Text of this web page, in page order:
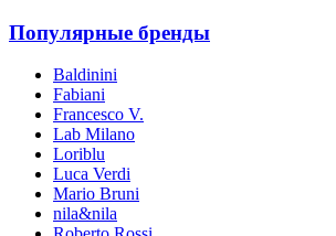
Популярные бренды
Baldinini
Fabiani
Francesco V.
Lab Milano
Loriblu
Luca Verdi
Mario Bruni
nila&nila